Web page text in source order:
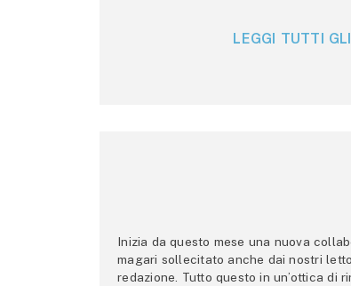
LEGGI TUTTI
Inizia da questo mese una nuova
magari sollecitato anche dai nostri
redazione. Tutto questo in un’ottica di